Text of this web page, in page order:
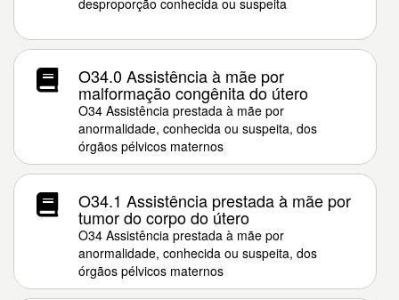
desproporção conhecida ou suspeita
O34.0 Assistência à mãe por
malformação congênita do útero
O34 Assistência prestada à mãe por
anormalidade, conhecida ou suspeita, dos
órgãos pélvicos maternos
O34.1 Assistência prestada à mãe por
tumor do corpo do útero
O34 Assistência prestada à mãe por
anormalidade, conhecida ou suspeita, dos
órgãos pélvicos maternos